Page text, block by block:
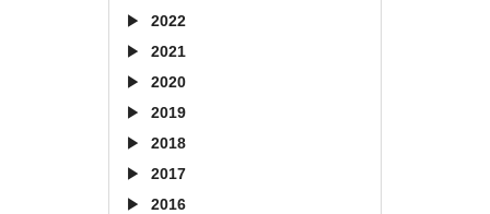
2022
2021
2020
2019
2018
2017
2016